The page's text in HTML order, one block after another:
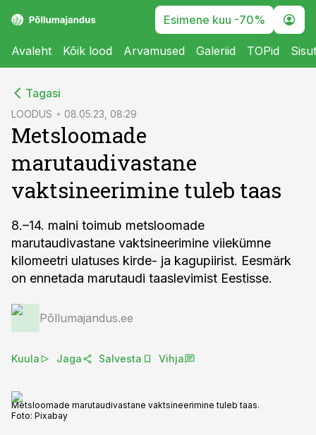
Esimene kuu -70%
Avaleht Kõik lood Arvamused Galeriid TOPid
Tagasi
LOODUS 08.05.23, 08:29
Metsloomade
marutaudivastane
vaktsineerimine tuleb taas
8.–14. maini toimub metsloomade
marutaudivastane vaktsineerimine viiekümne
kilomeetri ulatuses kirde- ja kagupiirist. Eesmärk
on ennetada marutaudi taaslevimist Eestisse.
Põllumajandus.ee
Kuula Jaga Salvesta Vihja
Metsloomade marutaudivastane vaktsineerimine tuleb taas.
Foto: Pixabay